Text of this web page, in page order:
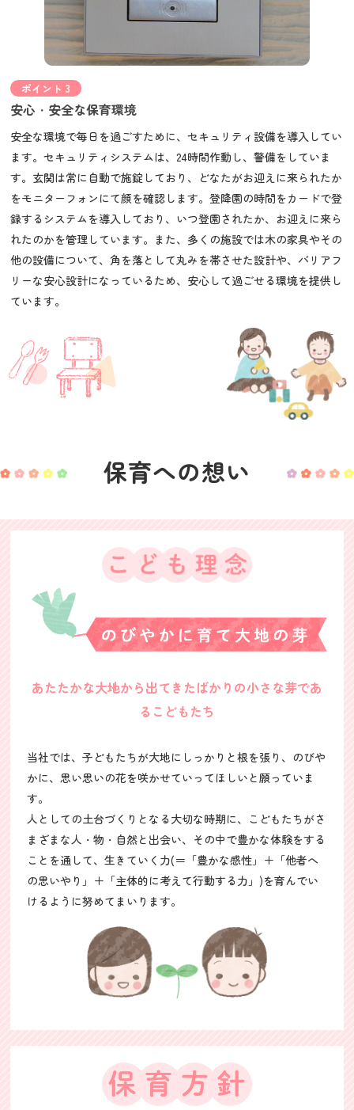
ポイント 3
安心・安全な保育環境
安全な環境で毎日を過ごすために、セキュリティ設備を導入してい
ます。セキュリティシステムは、24時間作動し、警備をしていま
す。玄関は常に自動で施錠しており、どなたがお迎えに来られたか
をモニターフォンにて顔を確認します。登降園の時間をカードで登
録するシステムを導入しており、いつ登園されたか、お迎えに来ら
れたのかを管理しています。また、多くの施設では木の家具やその
他の設備について、角を落として丸みを帯させた設計や、バリアフ
リーな安心設計になっているため、安心して過ごせる環境を提供し
ています。
保育への想い
あたたかな大地から出てきたばかりの小さな芽であ
るこどもたち
当社では、子どもたちが大地にしっかりと根を張り、のびや
かに、思い思いの花を咲かせていってほしいと願っていま
す。
人としての土台づくりとなる大切な時期に、こどもたちがさ
まざまな人・物・自然と出会い、その中で豊かな体験をする
ことを通して、生きていく力(＝「豊かな感性」＋「他者へ
の思いやり」＋「主体的に考えて行動する力」)を育んでい
けるように努めてまいります。